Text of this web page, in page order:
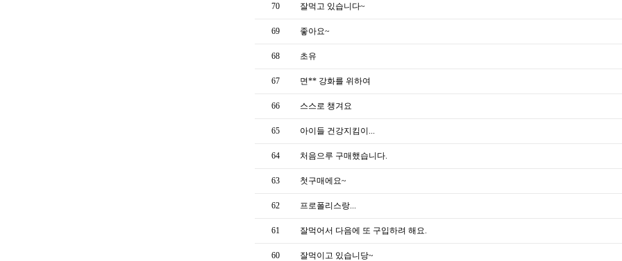
70 잘먹고 있습니다~
69 좋아요~
68 초유
67 면** 강화를 위하여
66 스스로 챙겨요
65 아이들 건강지킴이...
64 처음으루 구매했습니다.
63 첫구매에요~
62 프로폴리스랑...
61 잘먹어서 다음에 또 구입하려 해요.
60 잘먹이고 있습니당~